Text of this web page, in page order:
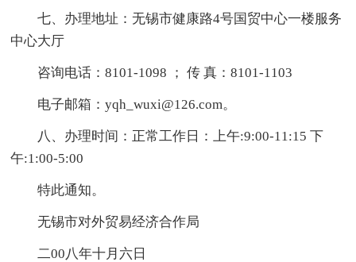
七、办理地址：无锡市健康路4号国贸中心一楼服务
中心大厅
咨询电话：8101-1098 ； 传 真：8101-1103
电子邮箱：yqh_wuxi@126.com。
八、办理时间：正常工作日：上午:9:00-11:15 下
午:1:00-5:00
特此通知。
无锡市对外贸易经济合作局
二00八年十月六日